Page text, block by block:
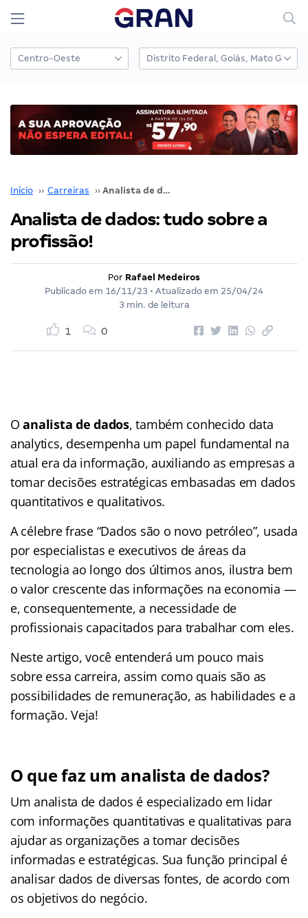
Início ›› Carreiras ›› Analista de dados: tudo sobre a profissão!
Analista de dados: tudo sobre a
profissão!
Por Rafael Medeiros
Publicado em 16/11/23 • Atualizado em 25/04/24
3 min. de leitura
1 0
Oanalista de dados, também conhecido data
analytics, desempenha um papel fundamental na
atual era da informação, auxiliando as empresas a
tomar decisões estratégicas embasadas em dados
quantitativos e qualitativos.
A célebre frase “Dados são o novo petróleo”, usada
por especialistas e executivos de áreas da
tecnologia ao longo dos últimos anos, ilustra bem
o valor crescente das informações na economia —
e, consequentemente, a necessidade de
profissionais capacitados para trabalhar com eles.
Neste artigo, você entenderá um pouco mais
sobre essa carreira, assim como quais são as
possibilidades de remuneração, as habilidades e a
formação. Veja!
O que faz um analista de dados?
Um analista de dados é especializado em lidar
com informações quantitativas e qualitativas para
ajudar as organizações a tomar decisões
informadas e estratégicas. Sua função principal é
analisar dados de diversas fontes, de acordo com
os objetivos do negócio.